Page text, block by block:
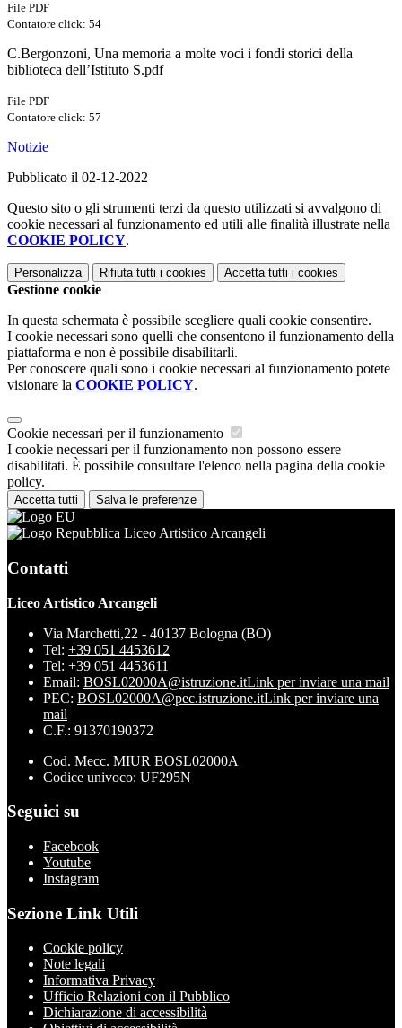
File PDF
Contatore click: 54
C.Bergonzoni, Una memoria a molte voci i fondi storici della
biblioteca dell’Istituto S.pdf
File PDF
Contatore click: 57
Notizie
Pubblicato il 02-12-2022
Questo sito o gli strumenti terzi da questo utilizzati si avvalgono di
cookie necessari al funzionamento ed utili alle finalità illustrate nella
COOKIE POLICY.
Personalizza Rifiuta tutti i cookies Accetta tutti i cookies
Gestione cookie
In questa schermata è possibile scegliere quali cookie consentire.
I cookie necessari sono quelli che consentono il funzionamento della
piattaforma e non è possibile disabilitarli.
Per conoscere quali sono i cookie necessari al funzionamento potete
visionare la COOKIE POLICY.
Cookie necessari per il funzionamento
I cookie necessari per il funzionamento non possono essere
disabilitati. È possibile consultare l'elenco nella pagina della cookie
policy.
Accetta tutti Salva le preferenze
Liceo Artistico Arcangeli
Contatti
Liceo Artistico Arcangeli
Via Marchetti,22 - 40137 Bologna (BO)
Tel: +39 051 4453612
Tel: +39 051 4453611
Email: BOSL02000A@istruzione.itLink per inviare una mail
PEC: BOSL02000A@pec.istruzione.itLink per inviare una
mail
C.F.: 91370190372
Cod. Mecc. MIUR BOSL02000A
Codice univoco: UF295N
Seguici su
Facebook
Youtube
Instagram
Sezione Link Utili
Cookie policy
Note legali
Informativa Privacy
Ufficio Relazioni con il Pubblico
Dichiarazione di accessibilità